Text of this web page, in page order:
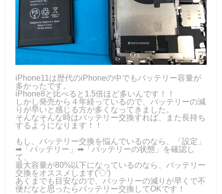
iPhone11は歴代のiPhoneの中でもバッテリー容量が
多かったです。
iPhone8と比べると1.5倍ほど多いんです！！
しかし発売から４年経っているので、バッテリーの減
りが早いと感じる方が多くなってきました。
そんなそんな時はバッテリー交換すれば、また長持ち
するようになります！！
もし、バッテリー交換を悩んでいるのなら、「設定」
➡「バッテリー」➡「バッテリーの状態」を確認し
て、
最大容量が80%以下になっているのなら、バッテリー
交換をオススメします('◇')ゞ
あくまでも目安なので、バッテリーの減りが早くで不
便だなと思ったらバッテリー交換してOKです！